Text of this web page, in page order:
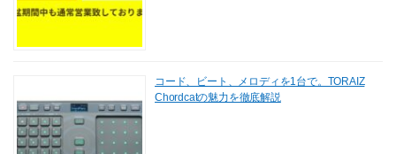
コード、ビート、メロディを1台で。TORAIZ
Chordcatの魅力を徹底解説